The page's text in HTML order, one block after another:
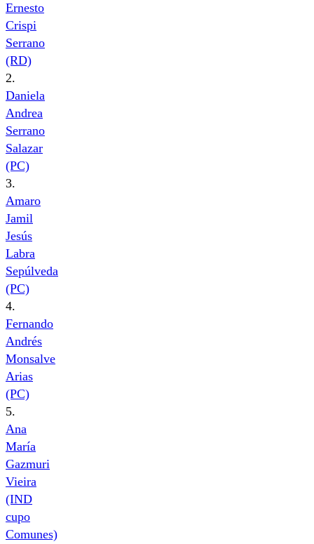
Ernesto
Crispi
Serrano
(RD)
2.
Daniela
Andrea
Serrano
Salazar
(PC)
3.
Amaro
Jamil
Jesús
Labra
Sepúlveda
(PC)
4.
Fernando
Andrés
Monsalve
Arias
(PC)
5.
Ana
María
Gazmuri
Vieira
(IND
cupo
Comunes)